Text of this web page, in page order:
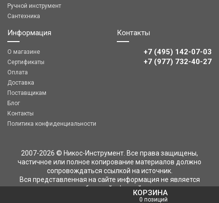
КОРЗИНА
0 позиций
Ручной инструмент
Сантехника
Информация
О магазине
Сертификаты
Оплата
Доставка
Поставщикам
Блог
Контакты
Политика конфиденциальности
Контакты
+7 (495) 142-07-03
‎‎+7 (977) 732-40-27
2007-2026 © Никос-Инструмент. Все права защищены,
частичное или полное копирование материалов должно
сопровождаться ссылкой на источник.
Вся представленная на сайте информация не является
публичной офертой